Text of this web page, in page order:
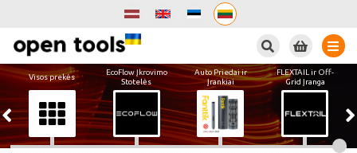
Visos prekės
EcoFlow Įkrovimo
Stotelės
Auto Priedai ir
Įrankiai
FLEXTAIL ir Off-
Grid Įranga